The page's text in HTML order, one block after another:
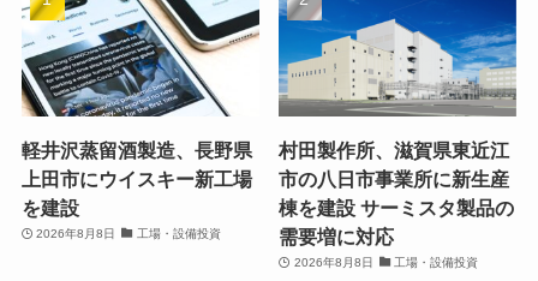
軽井沢蒸留酒製造、長野県
上田市にウイスキー新工場
を建設
2026年8月8日 工場・設備投資
村田製作所、滋賀県東近江
市の八日市事業所に新生産
棟を建設 サーミスタ製品の
需要増に対応
2026年8月8日 工場・設備投資